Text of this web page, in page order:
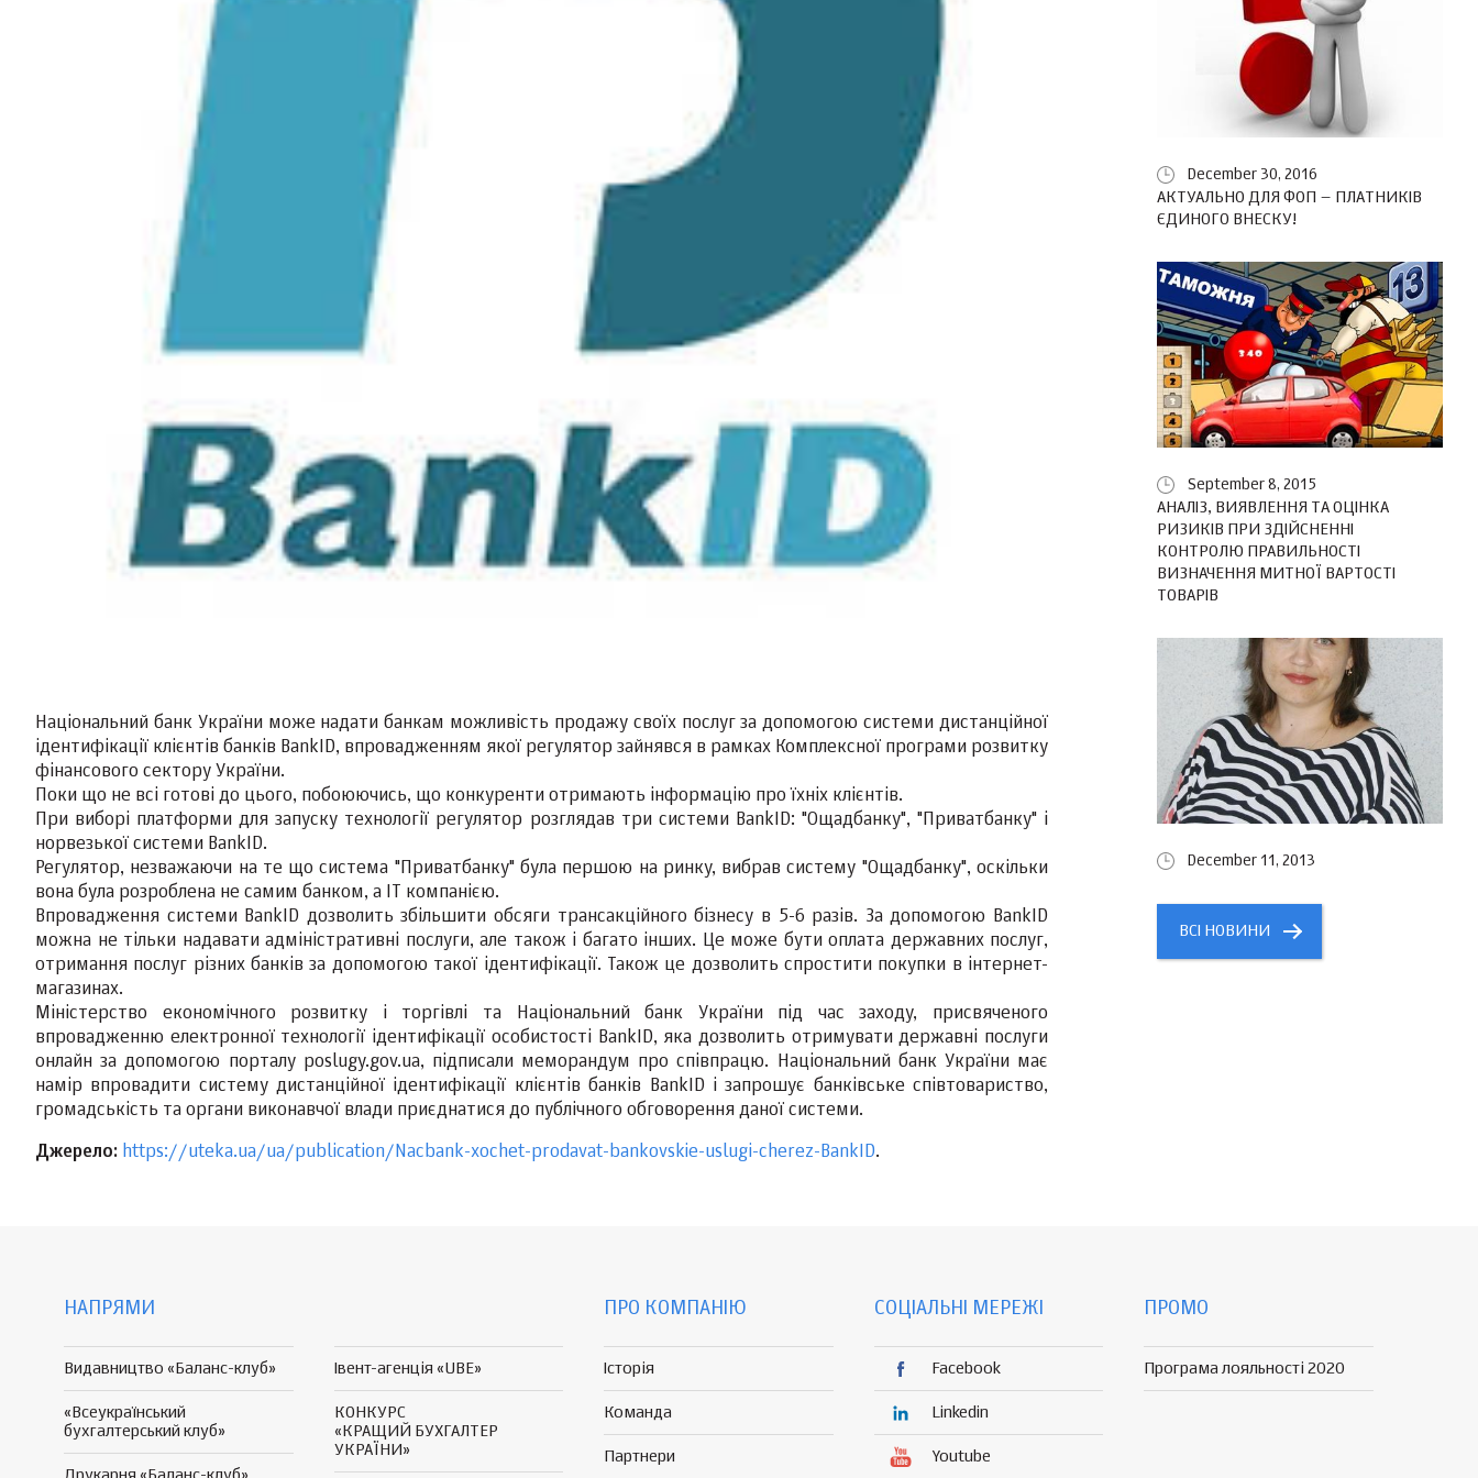
Національний банк України може надати банкам можливість продажу своїх послуг за допомогою системи дистанційної
ідентифікації клієнтів банків BankID, впровадженням якої регулятор зайнявся в рамках Комплексної програми розвитку
фінансового сектору України.
Поки що не всі готові до цього, побоюючись, що конкуренти отримають інформацію про їхніх клієнтів.
При виборі платформи для запуску технології регулятор розглядав три системи BankID: "Ощадбанку", "Приватбанку" і
норвезької системи BankID.
Регулятор, незважаючи на те що система "Приватбанку" була першою на ринку, вибрав систему "Ощадбанку", оскільки
вона була розроблена не самим банком, а IT компанією.
Впровадження системи BankID дозволить збільшити обсяги трансакційного бізнесу в 5-6 разів. За допомогою BankID
можна не тільки надавати адміністративні послуги, але також і багато інших. Це може бути оплата державних послуг,
отримання послуг різних банків за допомогою такої ідентифікації. Також це дозволить спростити покупки в інтернет-
магазинах.
Міністерство економічного розвитку і торгівлі та Національний банк України під час заходу, присвяченого
впровадженню електронної технології ідентифікації особистості BankID, яка дозволить отримувати державні послуги
онлайн за допомогою порталу poslugy.gov.ua, підписали меморандум про співпрацю. Національний банк України має
намір впровадити систему дистанційної ідентифікації клієнтів банків BankID і запрошує банківське співтовариство,
громадськість та органи виконавчої влади приєднатися до публічного обговорення даної системи.
Джерело: https://uteka.ua/ua/publication/Nacbank-xochet-prodavat-bankovskie-uslugi-cherez-BankID.
December 30, 2016
АКТУАЛЬНО ДЛЯ ФОП – ПЛАТНИКІВ
ЄДИНОГО ВНЕСКУ!
September 8, 2015
АНАЛІЗ, ВИЯВЛЕННЯ ТА ОЦІНКА
РИЗИКІВ ПРИ ЗДІЙСНЕННІ
КОНТРОЛЮ ПРАВИЛЬНОСТІ
ВИЗНАЧЕННЯ МИТНОЇ ВАРТОСТІ
ТОВАРІВ
December 11, 2013
ВСІ НОВИНИ
НАПРЯМИ
Видавництво «Баланс-клуб»
«Всеукраїнський
бухгалтерський клуб»
Івент-агенція «UBE»
КОНКУРС
«КРАЩИЙ БУХГАЛТЕР
УКРАЇНИ»
ПРО КОМПАНІЮ
Історія
Команда
Партнери
СОЦІАЛЬНІ МЕРЕЖІ
Facebook
Linkedin
Youtube
ПРОМО
Програма лояльності 2020